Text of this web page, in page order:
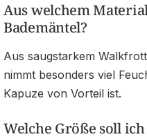
Aus welchem
Bademäntel?
Aus saugstarkem
nimmt besonders viel
Kapuze von Vorteil ist.
Welche Größe soll